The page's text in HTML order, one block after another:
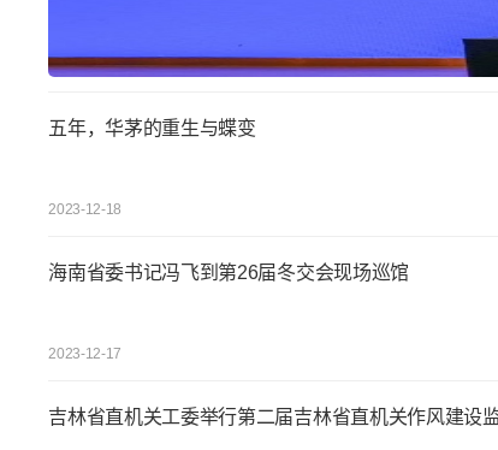
五年，华茅的重生与蝶变
2023-12-18
海南省委书记冯飞到第26届冬交会现场巡馆
2023-12-17
吉林省直机关工委举行第二届吉林省直机关作风建设